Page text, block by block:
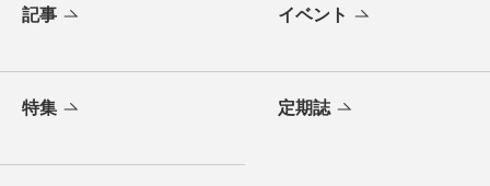
記事 イベント
特集 定期誌